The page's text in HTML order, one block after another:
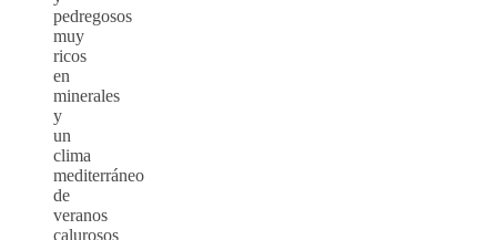
pedregosos
muy
ricos
en
minerales
y
un
clima
mediterráneo
de
veranos
calurosos